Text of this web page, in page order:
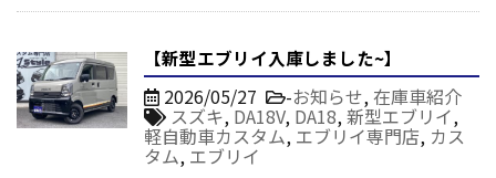
【新型エブリイ入庫しました~】
2026/05/27 -お知らせ,在庫車紹介
スズキ,DA18V, DA18,新型エブリイ,
軽自動車カスタム, エブリイ専門店, カス
タム, エブリイ